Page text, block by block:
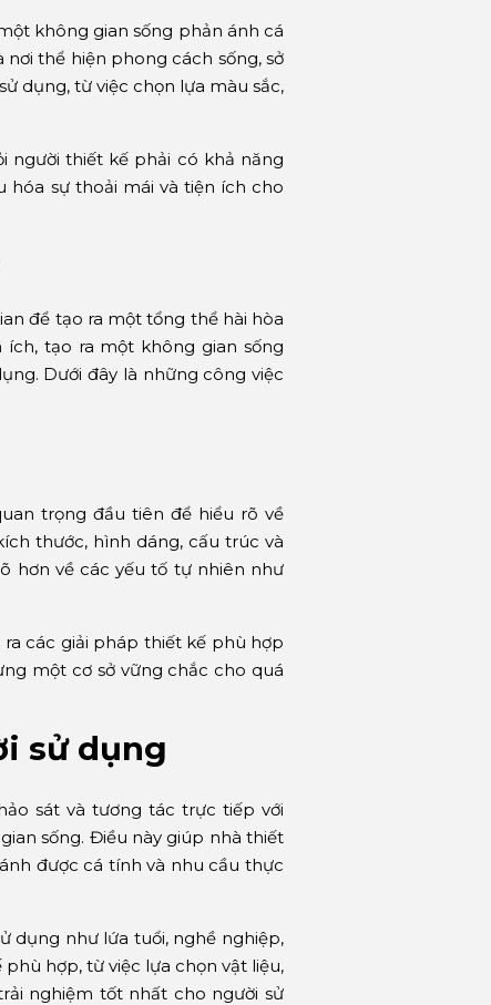
không gian sống phản ánh cá
thể hiện phong cách sống, sở
dụng, từ việc chọn lựa màu sắc,
người thiết kế phải có khả năng
hóa sự thoải mái và tiện ích cho
để tạo ra một tổng thể hài hòa
tạo ra một không gian sống
Dưới đây là những công việc
trọng đầu tiên để hiểu rõ về
thước, hình dáng, cấu trúc và
hơn về các yếu tố tự nhiên như
các giải pháp thiết kế phù hợp
một cơ sở vững chắc cho quá
sử dụng
sát và tương tác trực tiếp với
sống. Điều này giúp nhà thiết
được cá tính và nhu cầu thực
dụng như lứa tuổi, nghề nghiệp,
hợp, từ việc lựa chọn vật liệu,
nghiệm tốt nhất cho người sử